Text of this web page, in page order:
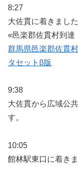
8:27
大佐貫に着きまし
«邑楽郡佐貫村到
群馬県邑楽郡佐貫
タセットβ版
9:38
大佐貫から広域公
す。
10:05
館林駅東口に着きま